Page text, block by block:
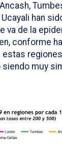
han
va de la
conforme
estas
siendo muy